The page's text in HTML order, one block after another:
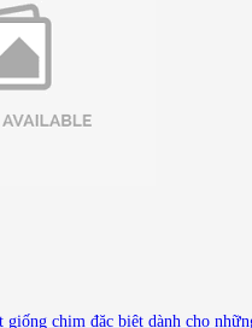
giống chim đặc biệt dành cho